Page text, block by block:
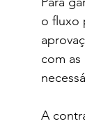
o fluxo
com
A